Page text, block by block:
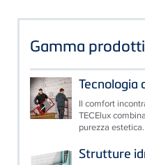
Gamma prodotti
Tecnologia
Il comfort
TECElux
purezza
Strutture